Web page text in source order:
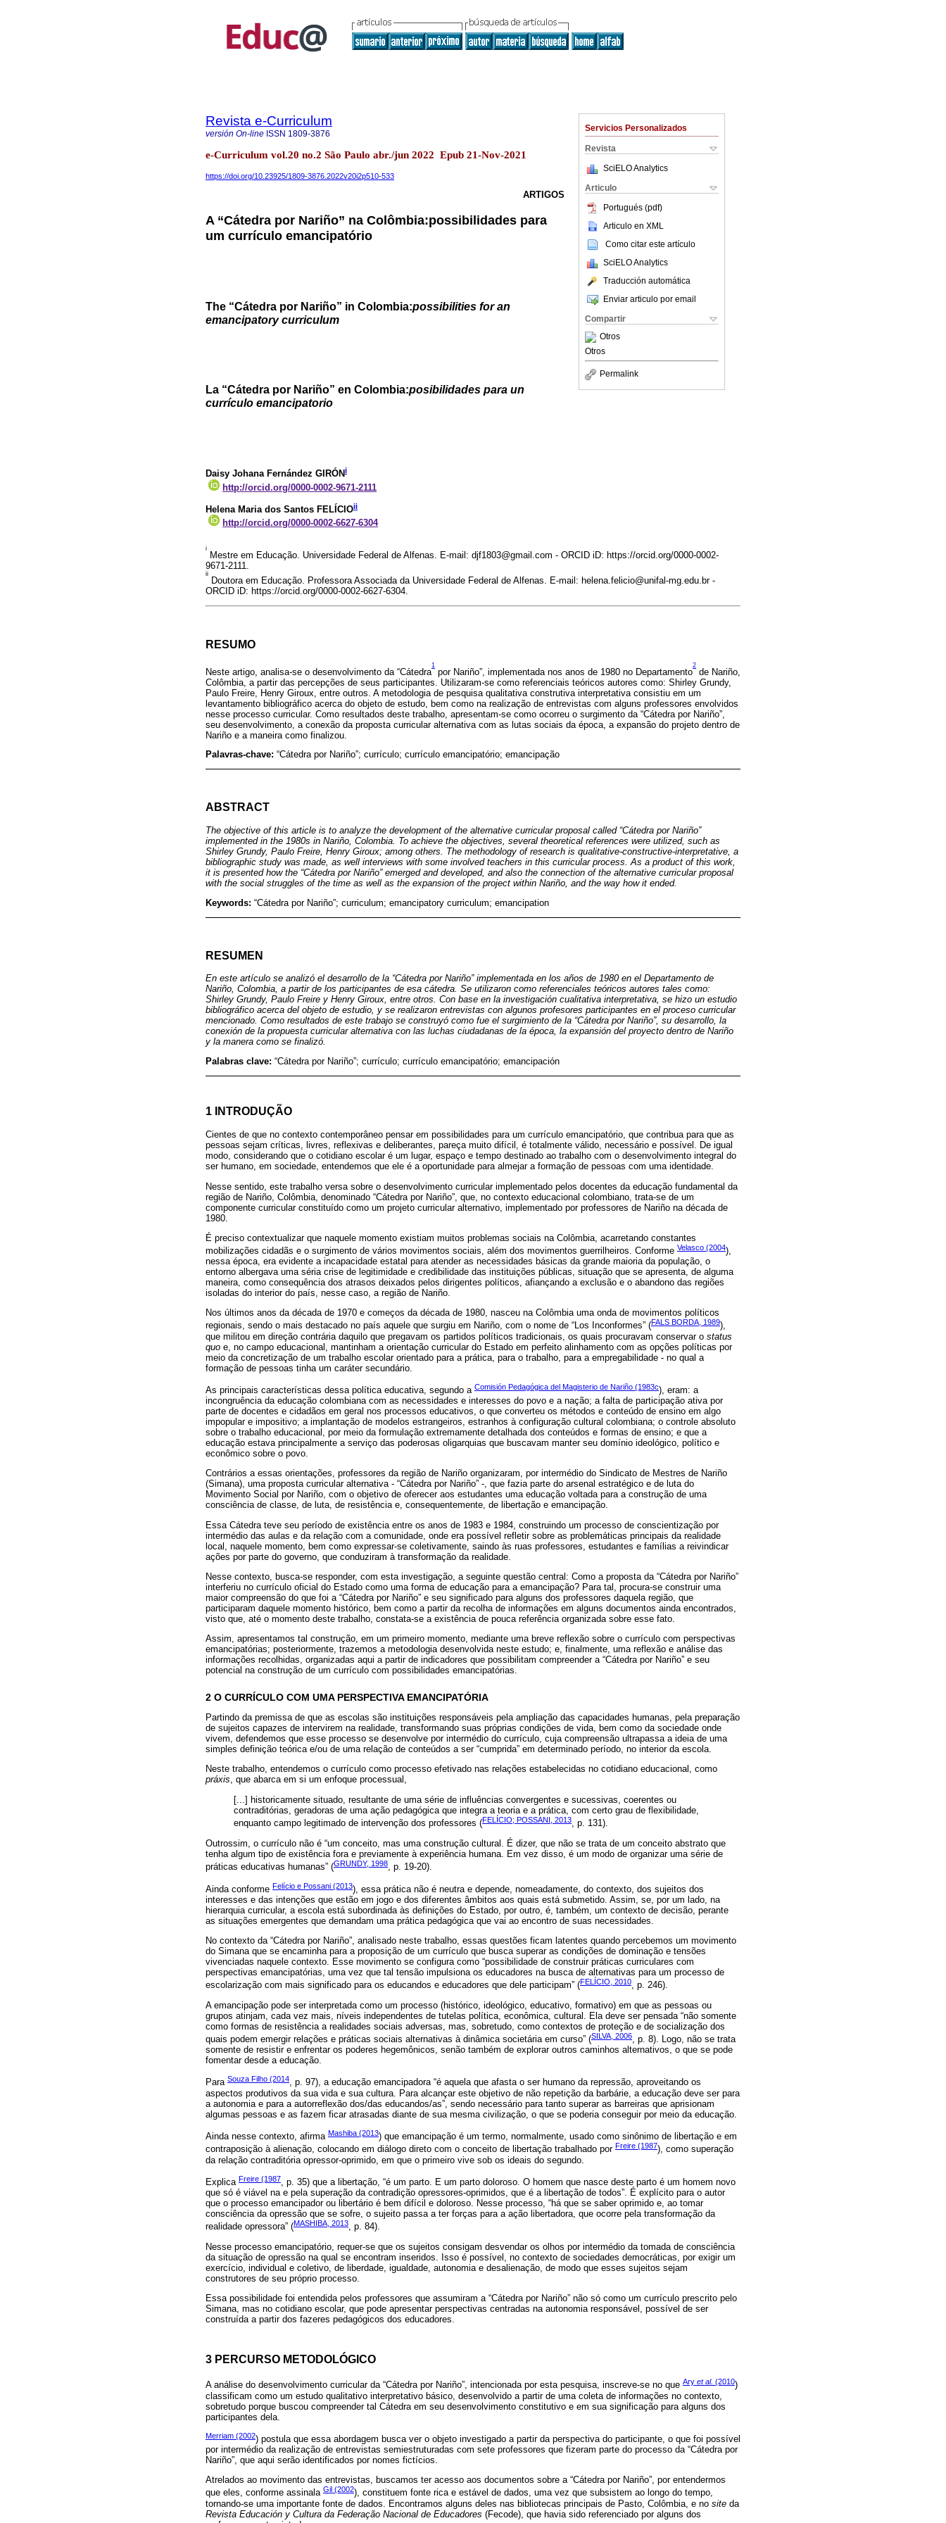
Servicios Personalizados
Revista
SciELO Analytics
Articulo
Portugués (pdf)
Articulo en XML
Como citar este artículo
SciELO Analytics
Traducción automática
Enviar articulo por email
Compartir
Otros
Otros
Permalink
Revista e-Curriculum
versión On-line ISSN 1809-3876
e-Curriculum vol.20 no.2 São Paulo abr./jun 2022 Epub 21-Nov-2021
https://doi.org/10.23925/1809-3876.2022v20i2p510-533
ARTIGOS
A “Cátedra por Nariño” na Colômbia:possibilidades para
um currículo emancipatório
The “Cátedra por Nariño” in Colombia:possibilities for an
emancipatory curriculum
La “Cátedra por Nariño” en Colombia:posibilidades para un
currículo emancipatorio
Daisy Johana Fernández GIRÓNi
http://orcid.org/0000-0002-9671-2111
Helena Maria dos Santos FELÍCIOii
http://orcid.org/0000-0002-6627-6304
i
Mestre em Educação. Universidade Federal de Alfenas. E-mail: djf1803@gmail.com - ORCID iD: https://orcid.org/0000-0002-
9671-2111.
ii
Doutora em Educação. Professora Associada da Universidade Federal de Alfenas. E-mail: helena.felicio@unifal-mg.edu.br -
ORCID iD: https://orcid.org/0000-0002-6627-6304.
RESUMO
Neste artigo, analisa-se o desenvolvimento da “Cátedra
1
por Nariño”, implementada nos anos de 1980 no Departamento
2
de Nariño,
Colômbia, a partir das percepções de seus participantes. Utilizaram-se como referenciais teóricos autores como: Shirley Grundy,
Paulo Freire, Henry Giroux, entre outros. A metodologia de pesquisa qualitativa construtiva interpretativa consistiu em um
levantamento bibliográfico acerca do objeto de estudo, bem como na realização de entrevistas com alguns professores envolvidos
nesse processo curricular. Como resultados deste trabalho, apresentam-se como ocorreu o surgimento da “Cátedra por Nariño”,
seu desenvolvimento, a conexão da proposta curricular alternativa com as lutas sociais da época, a expansão do projeto dentro de
Nariño e a maneira como finalizou.
Palavras-chave: “Cátedra por Nariño”; currículo; currículo emancipatório; emancipação
ABSTRACT
The objective of this article is to analyze the development of the alternative curricular proposal called “Cátedra por Nariño”
implemented in the 1980s in Nariño, Colombia. To achieve the objectives, several theoretical references were utilized, such as
Shirley Grundy, Paulo Freire, Henry Giroux; among others. The methodology of research is qualitative-constructive-interpretative, a
bibliographic study was made, as well interviews with some involved teachers in this curricular process. As a product of this work,
it is presented how the “Cátedra por Nariño” emerged and developed, and also the connection of the alternative curricular proposal
with the social struggles of the time as well as the expansion of the project within Nariño, and the way how it ended.
Keywords: “Cátedra por Nariño”; curriculum; emancipatory curriculum; emancipation
RESUMEN
En este artículo se analizó el desarrollo de la “Cátedra por Nariño” implementada en los años de 1980 en el Departamento de
Nariño, Colombia, a partir de los participantes de esa cátedra. Se utilizaron como referenciales teóricos autores tales como:
Shirley Grundy, Paulo Freire y Henry Giroux, entre otros. Con base en la investigación cualitativa interpretativa, se hizo un estudio
bibliográfico acerca del objeto de estudio, y se realizaron entrevistas con algunos profesores participantes en el proceso curricular
mencionado. Como resultados de este trabajo se construyó como fue el surgimiento de la “Cátedra por Nariño”, su desarrollo, la
conexión de la propuesta curricular alternativa con las luchas ciudadanas de la época, la expansión del proyecto dentro de Nariño
y la manera como se finalizó.
Palabras clave: “Cátedra por Nariño”; currículo; currículo emancipatório; emancipación
1 INTRODUÇÃO
Cientes de que no contexto contemporâneo pensar em possibilidades para um currículo emancipatório, que contribua para que as
pessoas sejam críticas, livres, reflexivas e deliberantes, pareça muito difícil, é totalmente válido, necessário e possível. De igual
modo, considerando que o cotidiano escolar é um lugar, espaço e tempo destinado ao trabalho com o desenvolvimento integral do
ser humano, em sociedade, entendemos que ele é a oportunidade para almejar a formação de pessoas com uma identidade.
Nesse sentido, este trabalho versa sobre o desenvolvimento curricular implementado pelos docentes da educação fundamental da
região de Nariño, Colômbia, denominado “Cátedra por Nariño”, que, no contexto educacional colombiano, trata-se de um
componente curricular constituído como um projeto curricular alternativo, implementado por professores de Nariño na década de
1980.
É preciso contextualizar que naquele momento existiam muitos problemas sociais na Colômbia, acarretando constantes
mobilizações cidadãs e o surgimento de vários movimentos sociais, além dos movimentos guerrilheiros. Conforme Velasco (2004),
nessa época, era evidente a incapacidade estatal para atender as necessidades básicas da grande maioria da população, o
entorno albergava uma séria crise de legitimidade e credibilidade das instituições públicas, situação que se apresenta, de alguma
maneira, como consequência dos atrasos deixados pelos dirigentes políticos, afiançando a exclusão e o abandono das regiões
isoladas do interior do país, nesse caso, a região de Nariño.
Nos últimos anos da década de 1970 e começos da década de 1980, nasceu na Colômbia uma onda de movimentos políticos
regionais, sendo o mais destacado no país aquele que surgiu em Nariño, com o nome de “Los Inconformes” (FALS BORDA, 1989),
que militou em direção contrária daquilo que pregavam os partidos políticos tradicionais, os quais procuravam conservar o status
quo e, no campo educacional, mantinham a orientação curricular do Estado em perfeito alinhamento com as opções políticas por
meio da concretização de um trabalho escolar orientado para a prática, para o trabalho, para a empregabilidade - no qual a
formação de pessoas tinha um caráter secundário.
As principais características dessa política educativa, segundo a Comisión Pedagógica del Magisterio de Nariño (1983c), eram: a
incongruência da educação colombiana com as necessidades e interesses do povo e a nação; a falta de participação ativa por
parte de docentes e cidadãos em geral nos processos educativos, o que converteu os métodos e conteúdo de ensino em algo
impopular e impositivo; a implantação de modelos estrangeiros, estranhos à configuração cultural colombiana; o controle absoluto
sobre o trabalho educacional, por meio da formulação extremamente detalhada dos conteúdos e formas de ensino; e que a
educação estava principalmente a serviço das poderosas oligarquias que buscavam manter seu domínio ideológico, político e
econômico sobre o povo.
Contrários a essas orientações, professores da região de Nariño organizaram, por intermédio do Sindicato de Mestres de Nariño
(Simana), uma proposta curricular alternativa - “Cátedra por Nariño” -, que fazia parte do arsenal estratégico e de luta do
Movimento Social por Nariño, com o objetivo de oferecer aos estudantes uma educação voltada para a construção de uma
consciência de classe, de luta, de resistência e, consequentemente, de libertação e emancipação.
Essa Cátedra teve seu período de existência entre os anos de 1983 e 1984, construindo um processo de conscientização por
intermédio das aulas e da relação com a comunidade, onde era possível refletir sobre as problemáticas principais da realidade
local, naquele momento, bem como expressar-se coletivamente, saindo às ruas professores, estudantes e famílias a reivindicar
ações por parte do governo, que conduziram à transformação da realidade.
Nesse contexto, busca-se responder, com esta investigação, a seguinte questão central: Como a proposta da “Cátedra por Nariño”
interferiu no currículo oficial do Estado como uma forma de educação para a emancipação? Para tal, procura-se construir uma
maior compreensão do que foi a “Cátedra por Nariño” e seu significado para alguns dos professores daquela região, que
participaram daquele momento histórico, bem como a partir da recolha de informações em alguns documentos ainda encontrados,
visto que, até o momento deste trabalho, constata-se a existência de pouca referência organizada sobre esse fato.
Assim, apresentamos tal construção, em um primeiro momento, mediante uma breve reflexão sobre o currículo com perspectivas
emancipatórias; posteriormente, trazemos a metodologia desenvolvida neste estudo; e, finalmente, uma reflexão e análise das
informações recolhidas, organizadas aqui a partir de indicadores que possibilitam compreender a “Cátedra por Nariño” e seu
potencial na construção de um currículo com possibilidades emancipatórias.
2 O CURRÍCULO COM UMA PERSPECTIVA EMANCIPATÓRIA
Partindo da premissa de que as escolas são instituições responsáveis pela ampliação das capacidades humanas, pela preparação
de sujeitos capazes de intervirem na realidade, transformando suas próprias condições de vida, bem como da sociedade onde
vivem, defendemos que esse processo se desenvolve por intermédio do currículo, cuja compreensão ultrapassa a ideia de uma
simples definição teórica e/ou de uma relação de conteúdos a ser “cumprida” em determinado período, no interior da escola.
Neste trabalho, entendemos o currículo como processo efetivado nas relações estabelecidas no cotidiano educacional, como
práxis, que abarca em si um enfoque processual,
[...] historicamente situado, resultante de uma série de influências convergentes e sucessivas, coerentes ou
contraditórias, geradoras de uma ação pedagógica que integra a teoria e a prática, com certo grau de flexibilidade,
enquanto campo legitimado de intervenção dos professores (FELÍCIO; POSSANI, 2013, p. 131).
Outrossim, o currículo não é “um conceito, mas uma construção cultural. É dizer, que não se trata de um conceito abstrato que
tenha algum tipo de existência fora e previamente à experiência humana. Em vez disso, é um modo de organizar uma série de
práticas educativas humanas” (GRUNDY, 1998, p. 19-20).
Ainda conforme Felício e Possani (2013), essa prática não é neutra e depende, nomeadamente, do contexto, dos sujeitos dos
interesses e das intenções que estão em jogo e dos diferentes âmbitos aos quais está submetido. Assim, se, por um lado, na
hierarquia curricular, a escola está subordinada às definições do Estado, por outro, é, também, um contexto de decisão, perante
as situações emergentes que demandam uma prática pedagógica que vai ao encontro de suas necessidades.
No contexto da “Cátedra por Nariño”, analisado neste trabalho, essas questões ficam latentes quando percebemos um movimento
do Simana que se encaminha para a proposição de um currículo que busca superar as condições de dominação e tensões
vivenciadas naquele contexto. Esse movimento se configura como “possibilidade de construir práticas curriculares com
perspectivas emancipatórias, uma vez que tal tensão impulsiona os educadores na busca de alternativas para um processo de
escolarização com mais significado para os educandos e educadores que dele participam” (FELÍCIO, 2010, p. 246).
A emancipação pode ser interpretada como um processo (histórico, ideológico, educativo, formativo) em que as pessoas ou
grupos atinjam, cada vez mais, níveis independentes de tutelas política, econômica, cultural. Ela deve ser pensada “não somente
como formas de resistência a realidades sociais adversas, mas, sobretudo, como contextos de proteção e de socialização dos
quais podem emergir relações e práticas sociais alternativas à dinâmica societária em curso” (SILVA, 2006, p. 8). Logo, não se trata
somente de resistir e enfrentar os poderes hegemônicos, senão também de explorar outros caminhos alternativos, o que se pode
fomentar desde a educação.
Para Souza Filho (2014, p. 97), a educação emancipadora “é aquela que afasta o ser humano da repressão, aproveitando os
aspectos produtivos da sua vida e sua cultura. Para alcançar este objetivo de não repetição da barbárie, a educação deve ser para
a autonomia e para a autorreflexão dos/das educandos/as”, sendo necessário para tanto superar as barreiras que aprisionam
algumas pessoas e as fazem ficar atrasadas diante de sua mesma civilização, o que se poderia conseguir por meio da educação.
Ainda nesse contexto, afirma Mashiba (2013) que emancipação é um termo, normalmente, usado como sinônimo de libertação e em
contraposição à alienação, colocando em diálogo direto com o conceito de libertação trabalhado por Freire (1987), como superação
da relação contraditória opressor-oprimido, em que o primeiro vive sob os ideais do segundo.
Explica Freire (1987, p. 35) que a libertação, “é um parto. E um parto doloroso. O homem que nasce deste parto é um homem novo
que só é viável na e pela superação da contradição opressores-oprimidos, que é a libertação de todos”. É explícito para o autor
que o processo emancipador ou libertário é bem difícil e doloroso. Nesse processo, “há que se saber oprimido e, ao tomar
consciência da opressão que se sofre, o sujeito passa a ter forças para a ação libertadora, que ocorre pela transformação da
realidade opressora” (MASHIBA, 2013, p. 84).
Nesse processo emancipatório, requer-se que os sujeitos consigam desvendar os olhos por intermédio da tomada de consciência
da situação de opressão na qual se encontram inseridos. Isso é possível, no contexto de sociedades democráticas, por exigir um
exercício, individual e coletivo, de liberdade, igualdade, autonomia e desalienação, de modo que esses sujeitos sejam
construtores de seu próprio processo.
Essa possibilidade foi entendida pelos professores que assumiram a “Cátedra por Nariño” não só como um currículo prescrito pelo
Simana, mas no cotidiano escolar, que pode apresentar perspectivas centradas na autonomia responsável, possível de ser
construída a partir dos fazeres pedagógicos dos educadores.
3 PERCURSO METODOLÓGICO
A análise do desenvolvimento curricular da “Cátedra por Nariño”, intencionada por esta pesquisa, inscreve-se no que Ary et al. (2010)
classificam como um estudo qualitativo interpretativo básico, desenvolvido a partir de uma coleta de informações no contexto,
sobretudo porque buscou compreender tal Cátedra em seu desenvolvimento constitutivo e em sua significação para alguns dos
participantes dela.
Merriam (2002) postula que essa abordagem busca ver o objeto investigado a partir da perspectiva do participante, o que foi possível
por intermédio da realização de entrevistas semiestruturadas com sete professores que fizeram parte do processo da “Cátedra por
Nariño”, que aqui serão identificados por nomes fictícios.
Atrelados ao movimento das entrevistas, buscamos ter acesso aos documentos sobre a “Cátedra por Nariño”, por entendermos
que eles, conforme assinala Gil (2002), constituem fonte rica e estável de dados, uma vez que subsistem ao longo do tempo,
tornando-se uma importante fonte de dados. Encontramos alguns deles nas bibliotecas principais de Pasto, Colômbia, e no site da
Revista Educación y Cultura da Federação Nacional de Educadores (Fecode), que havia sido referenciado por alguns dos